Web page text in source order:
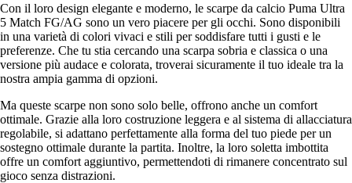
Con il loro design elegante e moderno, le scarpe da calcio Puma Ultra
5 Match FG/AG sono un vero piacere per gli occhi. Sono disponibili
in una varietà di colori vivaci e stili per soddisfare tutti i gusti e le
preferenze. Che tu stia cercando una scarpa sobria e classica o una
versione più audace e colorata, troverai sicuramente il tuo ideale tra la
nostra ampia gamma di opzioni.
Ma queste scarpe non sono solo belle, offrono anche un comfort
ottimale. Grazie alla loro costruzione leggera e al sistema di allacciatura
regolabile, si adattano perfettamente alla forma del tuo piede per un
sostegno ottimale durante la partita. Inoltre, la loro soletta imbottita
offre un comfort aggiuntivo, permettendoti di rimanere concentrato sul
gioco senza distrazioni.